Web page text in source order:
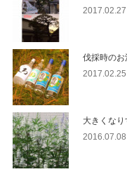
伐採時の
大きくな